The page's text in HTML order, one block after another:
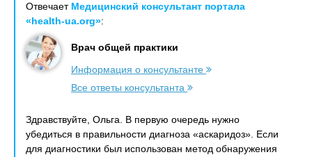
Отвечает Медицинский консультант портала
«health-ua.org»:
Врач общей практики
Информация о консультанте
Все ответы консультанта
Здравствуйте, Ольга. В первую очередь нужно
убедиться в правильности диагноза «аскаридоз». Если
для диагностики был использован метод обнаружения